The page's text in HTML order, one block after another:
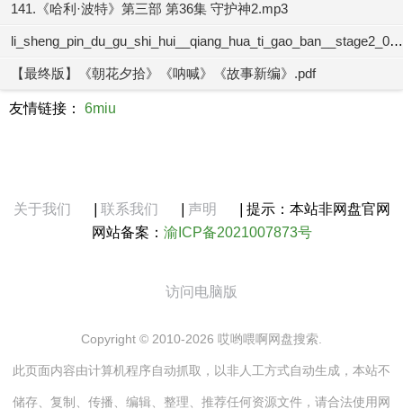
141.《哈利·波特》第三部 第36集 守护神2.mp3
li_sheng_pin_du_gu_shi_hui__qiang_hua_ti_gao_ban__stage2_01.mp3
【最终版】《朝花夕拾》《呐喊》《故事新编》.pdf
友情链接： 6miu
关于我们 联系我们 声明
提示：本站非网盘官网
网站备案： 渝ICP备2021007873号
访问电脑版
Copyright © 2010-2026 哎哟喂啊网盘搜索.
此页面内容由计算机程序自动抓取，以非人工方式自动生成，本站不
储存、复制、传播、编辑、整理、推荐任何资源文件，请合法使用网